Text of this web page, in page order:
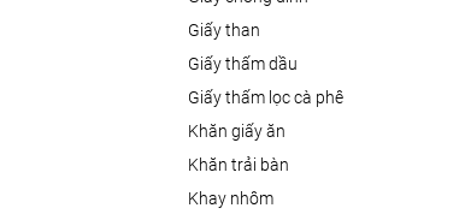
giấy than
giấy thấm dầu
giấy thấm lọc cà phê
khăn giấy ăn
khăn trải bàn
khay nhôm